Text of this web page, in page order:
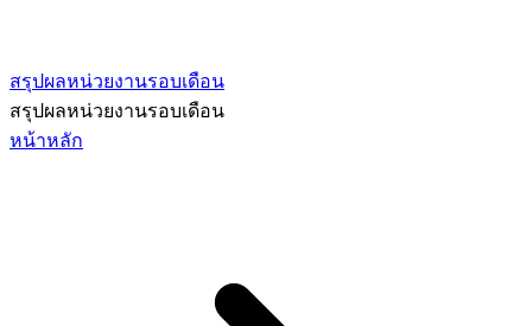
สรุปผลหน่วยงานรอบเดือน
สรุปผลหน่วยงานรอบเดือน
หน้าหลัก